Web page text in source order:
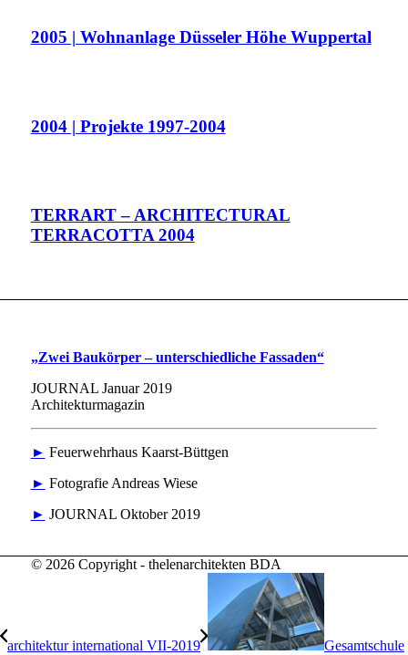
2005 | Wohnanlage Düsseler Höhe Wuppertal
2004 | Projekte 1997-2004
TERRART – ARCHITECTURAL
TERRACOTTA 2004
„Zwei Baukörper – unterschiedliche Fassaden“
JOURNAL Januar 2019
Architekturmagazin
► Feuerwehrhaus Kaarst-Büttgen
► Fotografie Andreas Wiese
► JOURNAL Oktober 2019
© 2026 Copyright - thelenarchitekten BDA
architektur international VII-2019
Gesamtschule